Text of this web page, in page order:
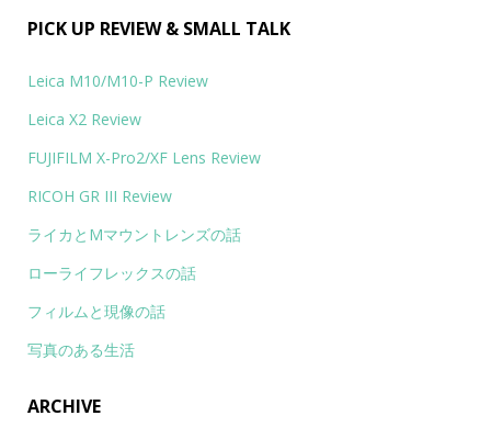
PICK UP REVIEW & SMALL TALK
Leica M10/M10-P Review
Leica X2 Review
FUJIFILM X-Pro2/XF Lens Review
RICOH GR III Review
ライカとMマウントレンズの話
ローライフレックスの話
フィルムと現像の話
写真のある生活
ARCHIVE